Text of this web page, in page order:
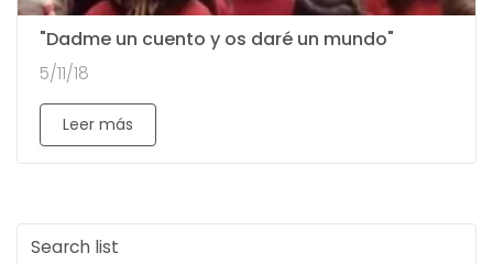
"Dadme un cuento y os daré un mundo"
5/11/18
Leer más